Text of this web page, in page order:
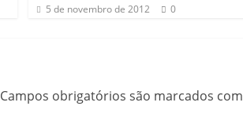
5 de novembro de 2012 0
Campos obrigatórios são marcados com